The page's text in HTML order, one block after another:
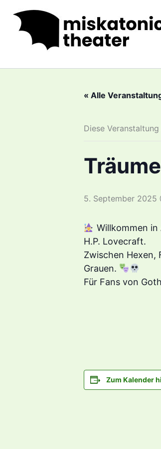
Inhalt
springen
« Alle
Diese
5. September 2025
Willkommen in
H.P. Lovecraft.
Zwischen Hexen,
Grauen.
Für Fans von
Zum Kalender